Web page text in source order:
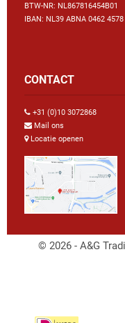
BTW-NR: NL867816454B01
IBAN: NL39 ABNA 0462
CONTACT
+31 (0)10 3072868
Mail ons
Locatie openen
© 2026 - A&G